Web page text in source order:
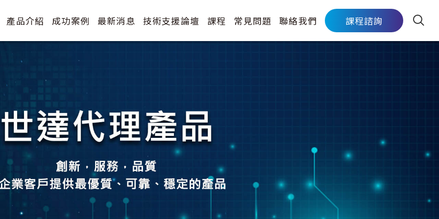
產品介紹 成功案例 最新消息 技術支援論壇 課程 常見問題 聯絡我們 課程諮詢